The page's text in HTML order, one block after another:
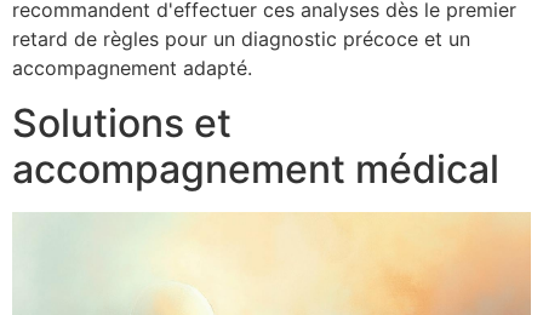
recommandent d'effectuer ces analyses dès le premier
retard de règles pour un diagnostic précoce et un
accompagnement adapté.
Solutions et
accompagnement médical